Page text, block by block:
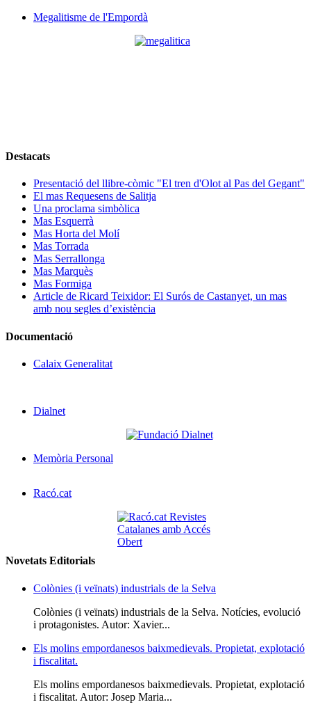
Megalitisme de l'Empordà
Destacats
Presentació del llibre-còmic "El tren d'Olot al Pas del Gegant"
El mas Requesens de Salitja
Una proclama simbòlica
Mas Esquerrà
Mas Horta del Molí
Mas Torrada
Mas Serrallonga
Mas Marquès
Mas Formiga
Article de Ricard Teixidor: El Surós de Castanyet, un mas
amb nou segles d’existència
Documentació
Calaix Generalitat
Dialnet
Memòria Personal
Racó.cat
Novetats Editorials
Colònies (i veïnats) industrials de la Selva
Colònies (i veïnats) industrials de la Selva. Notícies, evolució
i protagonistes. Autor: Xavier...
Els molins empordanesos baixmedievals. Propietat, explotació
i fiscalitat.
Els molins empordanesos baixmedievals. Propietat, explotació
i fiscalitat. Autor: Josep Maria...